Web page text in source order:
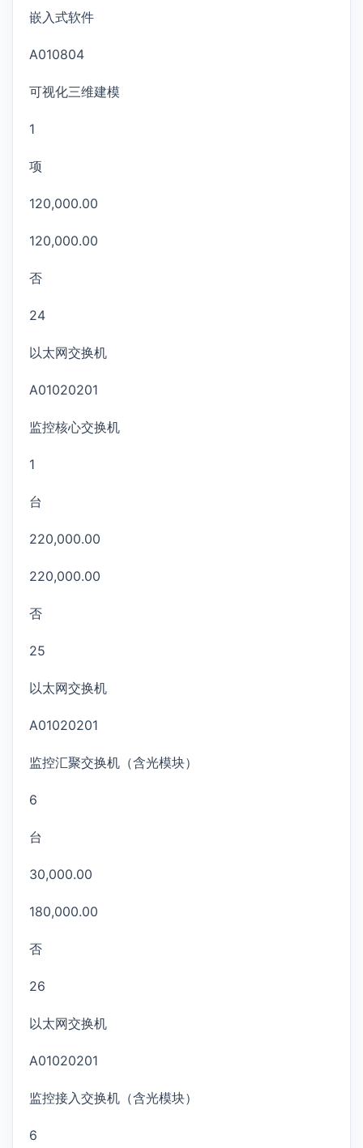
嵌入式软件
A010804
可视化三维建模
1
项
120,000.00
120,000.00
否
24
以太网交换机
A01020201
监控核心交换机
1
台
220,000.00
220,000.00
否
25
以太网交换机
A01020201
监控汇聚交换机（含光模块）
6
台
30,000.00
180,000.00
否
26
以太网交换机
A01020201
监控接入交换机（含光模块）
6